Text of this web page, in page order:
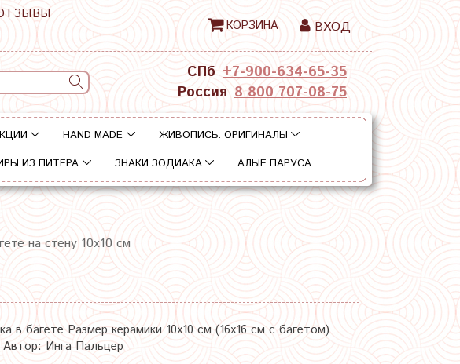
КОРЗИНА ВХОД
СПб +7-900-634-65-35
Россия 8 800 707-08-75
HAND MADE
ЖИВОПИСЬ. ОРИГИНАЛЫ
ИЗ ПИТЕРА ЗНАКИ ЗОДИАКА АЛЫЕ ПАРУСА
на стену 10х10 см
в багете Размер керамики 10х10 см (16х16 см с багетом)
Инга Пальцер